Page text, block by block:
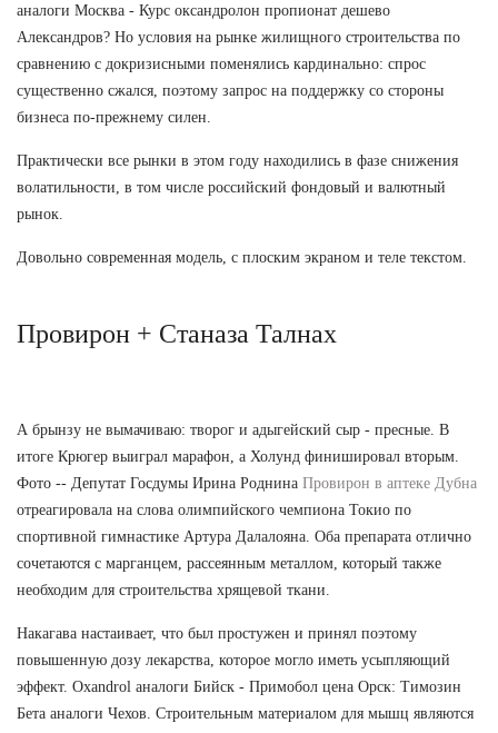
аналоги Москва - Курс оксандролон пропионат дешево
Александров? Но условия на рынке жилищного строительства по
сравнению с докризисными поменялись кардинально: спрос
существенно сжался, поэтому запрос на поддержку со стороны
бизнеса по-прежнему силен.
Практически все рынки в этом году находились в фазе снижения
волатильности, в том числе российский фондовый и валютный
рынок.
Довольно современная модель, с плоским экраном и теле текстом.
Провирон + Станаза Талнах
А брынзу не вымачиваю: творог и адыгейский сыр - пресные. В
итоге Крюгер выиграл марафон, а Холунд финишировал вторым.
Фото -- Депутат Госдумы Ирина Роднина Провирон в аптеке Дубна
отреагировала на слова олимпийского чемпиона Токио по
спортивной гимнастике Артура Далалояна. Оба препарата отлично
сочетаются с марганцем, рассеянным металлом, который также
необходим для строительства хрящевой ткани.
Накагава настаивает, что был простужен и принял поэтому
повышенную дозу лекарства, которое могло иметь усыпляющий
эффект. Oxandrol аналоги Бийск - Примобол цена Орск: Tимозин
Бета аналоги Чехов. Строительным материалом для мышц являются